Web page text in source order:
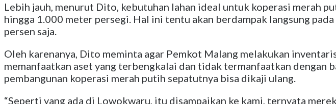
Lebih jauh, menurut Dito, kebutuhan lahan ideal untuk koperasi merah
hingga 1.000 meter persegi. Hal ini tentu akan berdampak langsung
persen saja.
Oleh karenanya, Dito meminta agar Pemkot Malang melakukan
memanfaatkan aset yang terbengkalai dan tidak termanfaatkan dengan
pembangunan koperasi merah putih sepatutnya bisa dikaji ulang.
“Seperti yang ada di Lowokwaru, itu disampaikan ke kami, ternyata